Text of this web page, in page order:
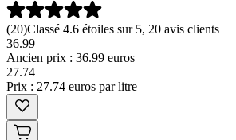
(20)Classé 4.6 étoiles sur 5, 20 avis clients
36.99
Ancien prix : 36.99 euros
27.74
Prix : 27.74 euros par litre